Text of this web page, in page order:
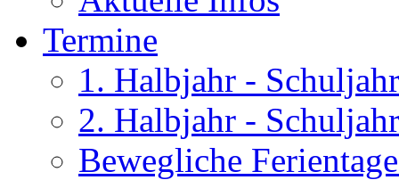
Termine
1. Halbjahr -
2. Halbjahr -
Bewegliche